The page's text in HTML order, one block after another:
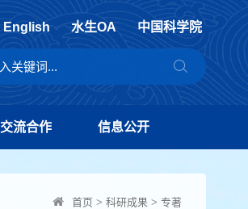
English 水生OA 中国科学院
交流合作 信息公开
首页 > 科研成果 > 专著